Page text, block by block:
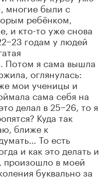
многие были с
ребёнком,
и кто-то уже снова
годам у людей
Потом я сама вышла
оглянулась:
мои ученицы и
сама себя на
делал в 25−26, то я
Куда так
ближе к
То есть
и как это делать и
произошло в моей
буквально за